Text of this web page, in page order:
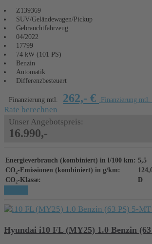
Z139369
SUV/Geländewagen/Pickup
Gebrauchtfahrzeug
04/2022
17799
74 kW (101 PS)
Benzin
Automatik
Differenzbesteuert
Finanzierung mtl. 262,- € Finanzierung mtl.
Rate berechnen
Unser Angebotspreis:
16.990,-
Energieverbrauch (kombiniert) in l/100 km: 5,5
CO₂-Emissionen (kombiniert) in g/km:
CO₂-Klasse:
D
Hyundai i10 FL (MY25) 1.0 Benzin